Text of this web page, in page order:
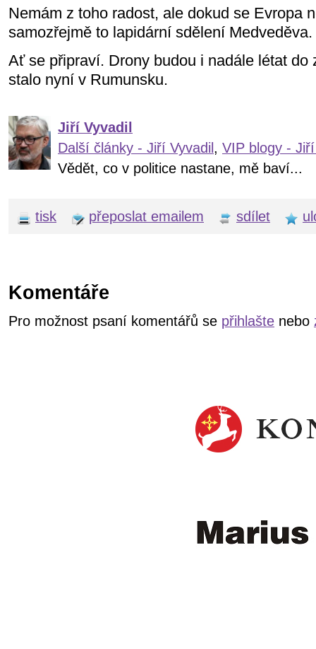
Nemám z toho radost, ale dokud se Evropa
samozřejmě to lapidární sdělení Medveděva.
Ať se připraví. Drony budou i nadále létat do
stalo nyní v Rumunsku.
Jiří Vyvadil
Další články - Jiří Vyvadil , VIP blogy -
Vědět, co v politice nastane, mě baví...
tisk přeposlat emailem sdílet
Komentáře
Pro možnost psaní komentářů se přihlašte nebo